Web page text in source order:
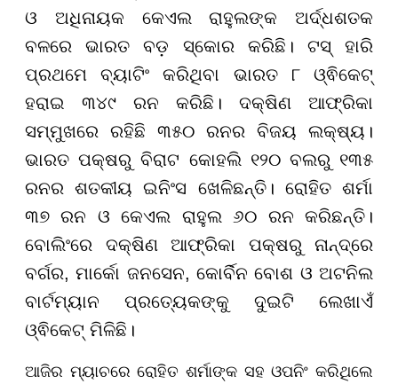
ଓ ଅଧିନାୟକ କେଏଲ ରାହୁଲଙ୍କ ଅର୍ଦ୍ଧଶତକ
ବଳରେ ଭାରତ ବଡ଼ ସ୍କୋର କରିଛି। ଟସ୍ ହାରି
ପ୍ରଥମେ ବ୍ୟାଟିଂ କରିଥିବା ଭାରତ ୮ ଓ୍ଵିକେଟ୍
ହରାଇ ୩୪୯ ରନ କରିଛି। ଦକ୍ଷିଣ ଆଫ୍ରିକା
ସମ୍ମୁଖରେ ରହିଛି ୩୫୦ ରନର ବିଜୟ ଲକ୍ଷ୍ୟ।
ଭାରତ ପକ୍ଷରୁ ବିରାଟ କୋହଲି ୧୨୦ ବଲରୁ ୧୩୫
ରନର ଶତକୀୟ ଇନିଂସ ଖେଳିଛନ୍ତି। ରୋହିତ ଶର୍ମା
୩୭ ରନ ଓ କେଏଲ ରାହୁଲ ୬୦ ରନ କରିଛନ୍ତି।
ବୋଲିଂରେ ଦକ୍ଷିଣ ଆଫ୍ରିକା ପକ୍ଷରୁ ନାନ୍ଦ୍ରେ
ବର୍ଗର, ମାର୍କୋ ଜନସେନ, କୋର୍ବିନ ବୋଶ ଓ ଅଟନିଲ
ବାର୍ଟମ୍ୟାନ ପ୍ରତ୍ୟେକଙ୍କୁ ଦୁଇଟି ଲେଖାଏଁ
ଓ୍ଵିକେଟ୍ ମିଳିଛି।
ଆଜିର ମ୍ୟାଚରେ ରୋହିତ ଶର୍ମାଙ୍କ ସହ ଓପନିଂ କରିଥିଲେ